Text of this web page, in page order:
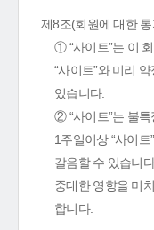
제8조(회원에 대한
① “사이트”는 이
“사이트”와 미리
있습니다.
② “사이트”는 불
1주일이상 “사이
갈음할 수 있습니
중대한 영향을 미
합니다.